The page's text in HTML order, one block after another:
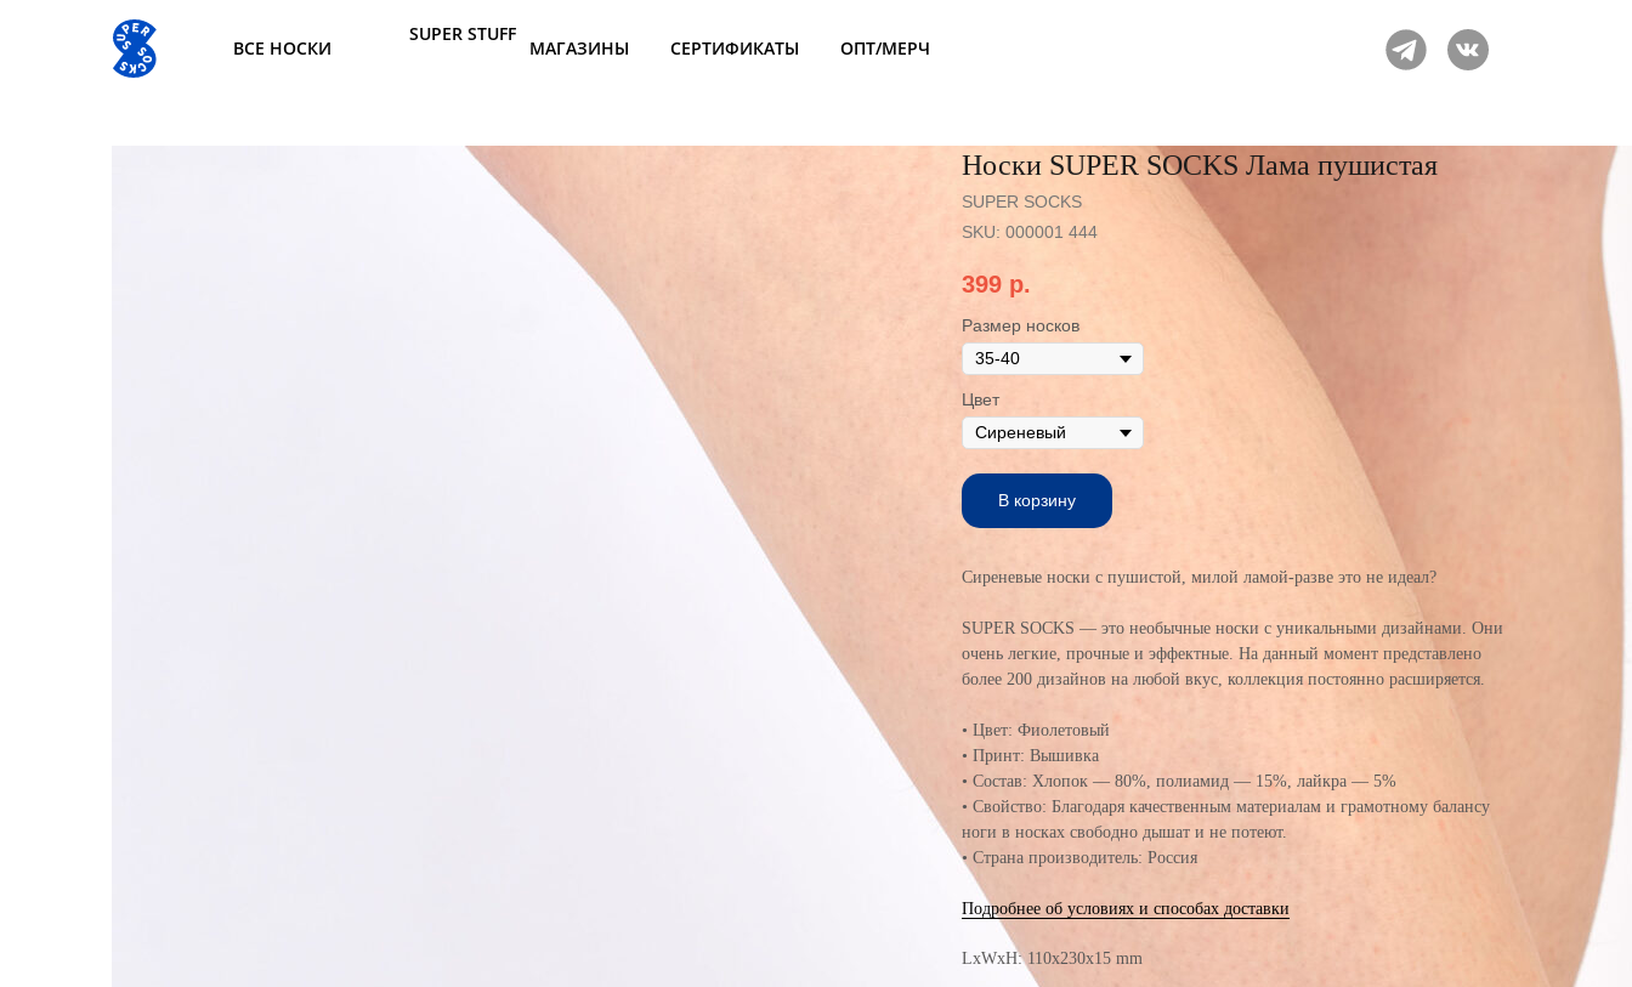
SUPER STUFF
ВСЕ НОСКИ МАГАЗИНЫ СЕРТИФИКАТЫ ОПТ/МЕРЧ
Носки SUPER SOCKS Лама пушистая
SUPER SOCKS
SKU: 000001 444
399 р.
Размер носков
Цвет
В корзину
Сиреневые носки с пушистой, милой ламой-разве это не идеал?
SUPER SOCKS — это необычные носки с уникальными дизайнами. Они
очень легкие, прочные и эффектные. На данный момент представлено
более 200 дизайнов на любой вкус, коллекция постоянно расширяется.
• Цвет: Фиолетовый
• Принт: Вышивка
• Состав: Хлопок — 80%, полиамид — 15%, лайкра — 5%
• Свойство: Благодаря качественным материалам и грамотному балансу
ноги в носках свободно дышат и не потеют.
• Страна производитель: Россия
Подробнее об условиях и способах доставки
LxWxH: 110x230x15 mm